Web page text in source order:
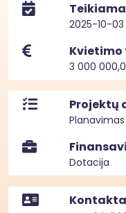
2025-10-03
3 000
Projektų
Planavimas
Dotacija